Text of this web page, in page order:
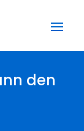
den